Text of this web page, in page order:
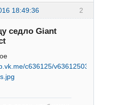
2
18:49:36
седло Giant
c636125/v636125038/256